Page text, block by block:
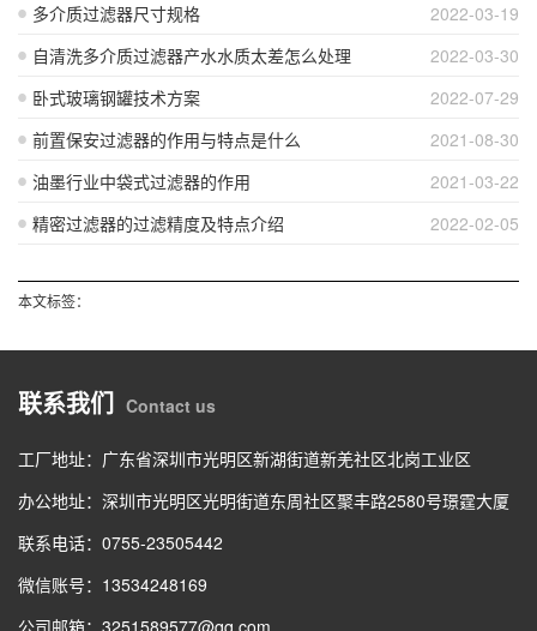
2022-03-19
多介质过滤器尺寸规格
2022-03-30
自清洗多介质过滤器产水水质太差怎么处理
2022-07-29
卧式玻璃钢罐技术方案
2021-08-30
前置保安过滤器的作用与特点是什么
2021-03-22
油墨行业中袋式过滤器的作用
2022-02-05
精密过滤器的过滤精度及特点介绍
本文标签：
联系我们 Contact us
工厂地址：广东省深圳市光明区新湖街道新羌社区北岗工业区
办公地址：深圳市光明区光明街道东周社区聚丰路2580号璟霆大厦
联系电话：0755-23505442
微信账号：13534248169